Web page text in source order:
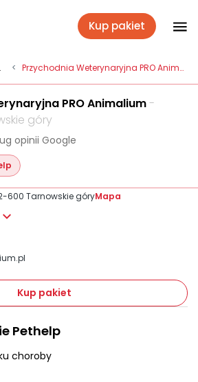
kota
Kup pakiet
< Przychodnia Weterynaryjna PRO Animalium
PRO Animalium-
góry
opinii Google
600 Tarnowskie góryMapa
Kup pakiet
Pethelp
choroby